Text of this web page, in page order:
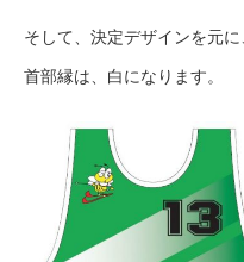
そして、決定デザインを元
首部縁は、白になります。